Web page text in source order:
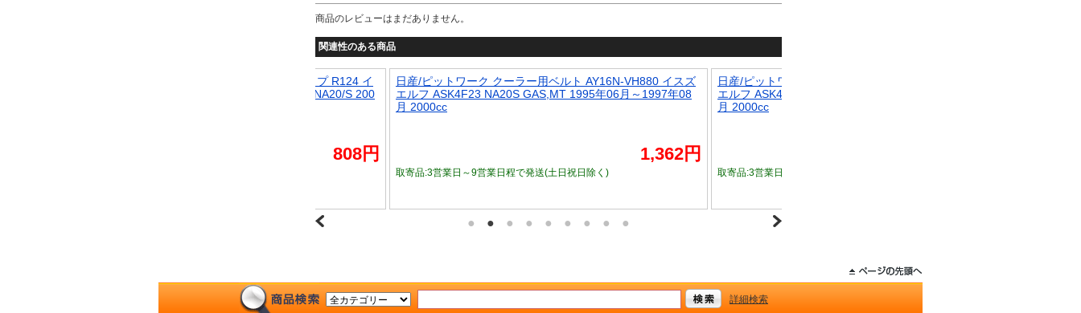
商品のレビューはまだありません。
関連性のある商品
二葉電機 ラジエーターキャップ レギュラータイプ R124 イ
スズ/いすゞ/ISUZU エルフ ASK2F23,ASK4F23 NA20/S 200
808円
日産/ピットワーク クーラー用ベルト AY16N-VH880 イスズ
エルフ ASK4F23 NA20S GAS,MT 1995年06月～1997年08
月 2000cc
1,362円
取寄品:3営業日～9営業日程で発送(土日祝日除く)
日産/ピットワーク クーラー用ベルト AY16N-VH880 イスズ
エルフ ASK4F23 NA20S GAS,MT 1997年08月～1999年06
月 2000cc
取寄品:3営業日～9営業日程で発送
詳細検索